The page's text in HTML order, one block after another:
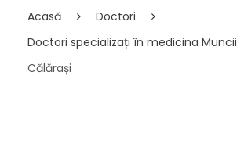
Acasă
Doctori
Doctori specializați în medicina Muncii
Călărași